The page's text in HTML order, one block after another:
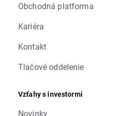
Obchodná platforma
Kariéra
Kontakt
Tlačové oddelenie
Vzťahy s investormi
Novinky